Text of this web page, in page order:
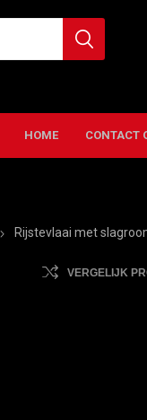
HOME CONTACT
Rijstevlaai met
VERGELIJK